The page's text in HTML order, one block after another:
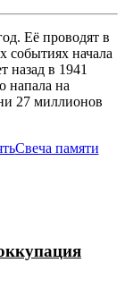
Её проводят в
событиях начала
назад в 1941
напала на
27 миллионов
Свеча памяти